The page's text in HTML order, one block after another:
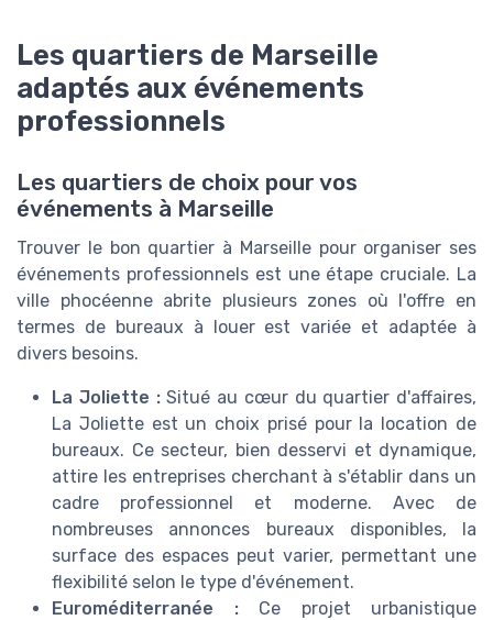
Les quartiers de Marseille
adaptés aux événements
professionnels
Les quartiers de choix pour vos
événements à Marseille
Trouver le bon quartier à Marseille pour organiser ses
événements professionnels est une étape cruciale. La
ville phocéenne abrite plusieurs zones où l'offre en
termes de bureaux à louer est variée et adaptée à
divers besoins.
La Joliette :Situé au cœur du quartier d'affaires,
La Joliette est un choix prisé pour la location de
bureaux. Ce secteur, bien desservi et dynamique,
attire les entreprises cherchant à s'établir dans un
cadre professionnel et moderne. Avec de
nombreuses annonces bureaux disponibles, la
surface des espaces peut varier, permettant une
flexibilité selon le type d'événement.
Euroméditerranée :Ce projet urbanistique